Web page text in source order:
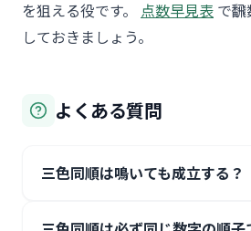
を狙える役です。 点数早見表 で
しておきましょう。
よくある質問
三色同順は鳴いても成立する？